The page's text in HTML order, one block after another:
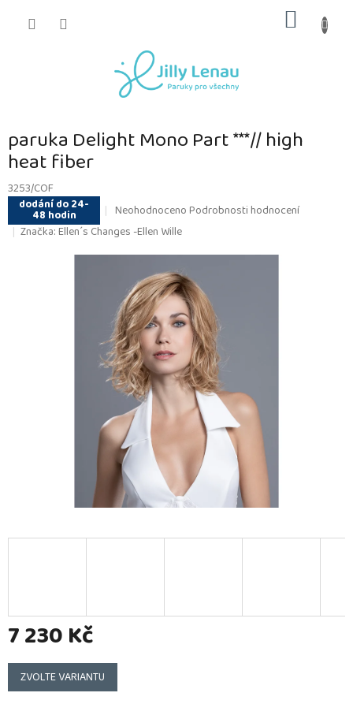
KOŠÍK
paruka Delight Mono Part ***// high
heat fiber
3253/COF
dodání do 24-
48 hodin
Průměrné
hodnocení
produktu
je
hvězdiček.
NeohodnocenoPodrobnosti hodnocení
Značka:Ellen´s Changes -Ellen Wille
7 230 Kč
Měrná
cena:
ZVOLTE VARIANTU